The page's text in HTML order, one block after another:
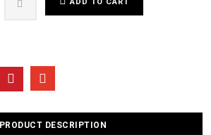
ADD TO CART
PRODUCT DESCRIPTION